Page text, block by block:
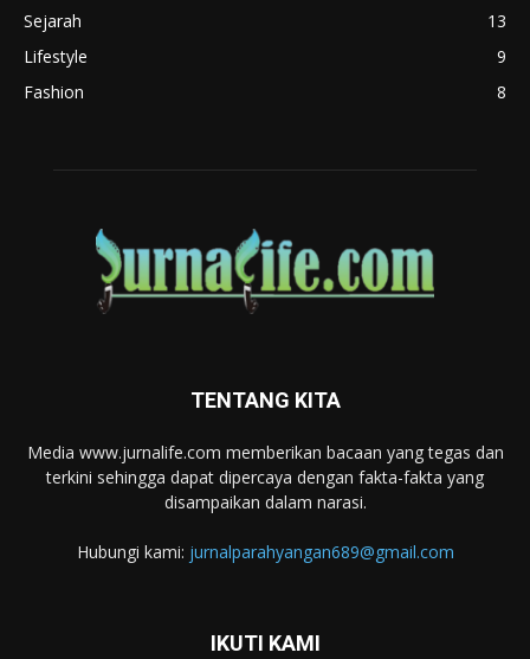
Sejarah
13
Lifestyle
9
Fashion
8
TENTANG KITA
Media www.jurnalife.com memberikan bacaan yang tegas dan
terkini sehingga dapat dipercaya dengan fakta-fakta yang
disampaikan dalam narasi.
Hubungi kami: jurnalparahyangan689@gmail.com
IKUTI KAMI